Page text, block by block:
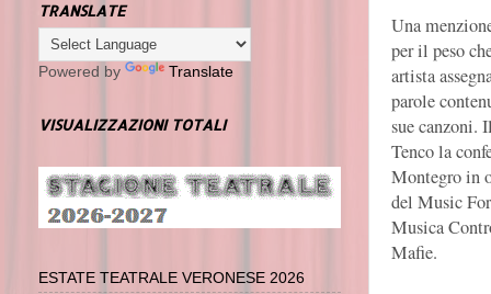
Una
per il peso
artista
parole
sue canzoni.
Tenco la
Montegro in
del Music
Musica
Mafie.
TRANSLATE
Powered by Translate
VISUALIZZAZIONI TOTALI
ESTATE TEATRALE VERONESE 2026